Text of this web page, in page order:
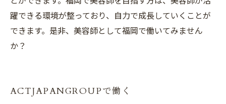
躍できる環境が整っており、自力で成長していくことが
できます。是非、美容師として福岡で働いてみません
か？
ACTJAPANGROUPで働く